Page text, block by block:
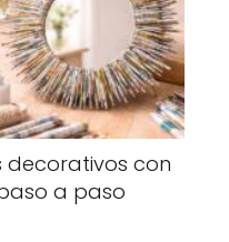
con
a paso